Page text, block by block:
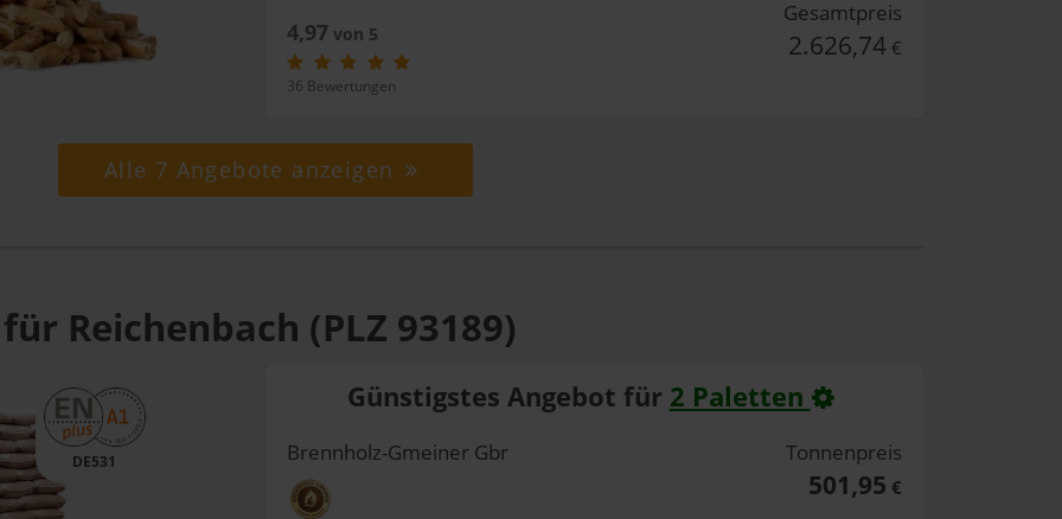
4,97von 5
36 Bewertungen
Gesamtpreis
2.626,74 €
Alle 7 Angebote anzeigen
Reichenbach (PLZ 93189)
DE531
Günstigstes Angebot für 2 Paletten
Brennholz-Gmeiner Gbr Tonnenpreis
501,95 €